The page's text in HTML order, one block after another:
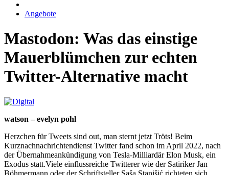
Angebote
Mastodon: Was das einstige
Mauerblümchen zur echten
Twitter-Alternative macht
watson – evelyn pohl
Herzchen für Tweets sind out, man sternt jetzt Tröts! Beim
Kurznachnachrichtendienst Twitter fand schon im April 2022, nach
der Übernahmeankündigung von Tesla-Milliardär Elon Musk, ein
Exodus statt.Viele einflussreiche Twitterer wie der Satiriker Jan
Böhmermann oder der Schriftsteller Saša Stanišić richteten sich